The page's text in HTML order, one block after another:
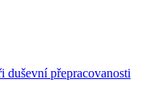
duševní přepracovanosti